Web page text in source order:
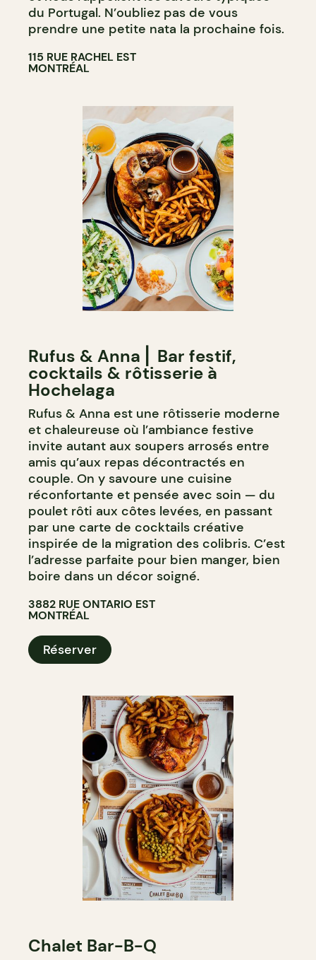
du Portugal. N’oubliez pas de vous
prendre une petite nata la prochaine fois.
115 RUE RACHEL EST
MONTRÉAL
Rufus & Anna ⎜ Bar festif,
cocktails & rôtisserie à
Hochelaga
Rufus & Anna est une rôtisserie moderne
et chaleureuse où l’ambiance festive
invite autant aux soupers arrosés entre
amis qu’aux repas décontractés en
couple. On y savoure une cuisine
réconfortante et pensée avec soin — du
poulet rôti aux côtes levées, en passant
par une carte de cocktails créative
inspirée de la migration des colibris. C’est
l’adresse parfaite pour bien manger, bien
boire dans un décor soigné.
3882 RUE ONTARIO EST
MONTRÉAL
Réserver
Chalet Bar-B-Q